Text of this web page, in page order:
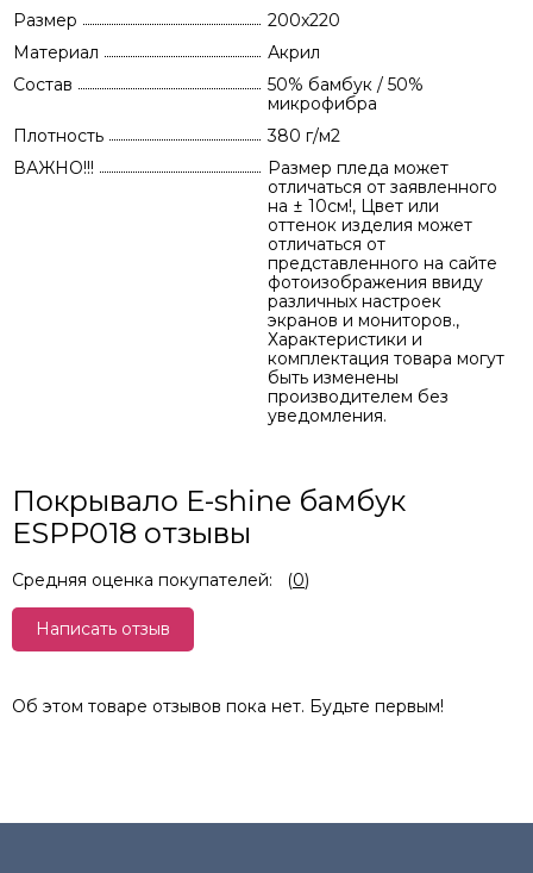
Размер
200x220
Материал
Акрил
Состав
50% бамбук / 50%
микрофибра
Плотность
380 г/м2
ВАЖНО!!!
Размер пледа может
отличаться от заявленного
на ± 10см!, Цвет или
оттенок изделия может
отличаться от
представленного на сайте
фотоизображения ввиду
различных настроек
экранов и мониторов.,
Характеристики и
комплектация товара могут
быть изменены
производителем без
уведомления.
Покрывало E-shine бамбук
ESPP018 отзывы
Средняя оценка покупателей: (0)
Написать отзыв
Об этом товаре отзывов пока нет. Будьте первым!